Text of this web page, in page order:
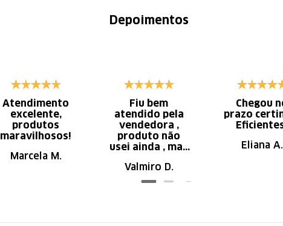
Depoimentos
Atendimento
excelente,
produtos
maravilhosos!
Marcela M.
Fiu bem
atendido pela
vendedora ,
produto não
usei ainda , mas
ótima qualidade
Valmiro D.
Chegou
prazo
Eliana A.